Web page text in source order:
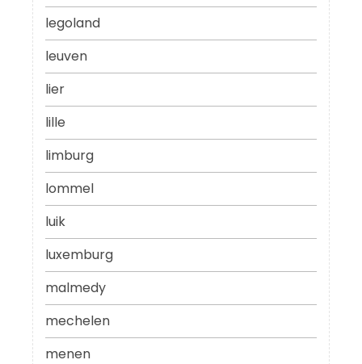
legoland
leuven
lier
lille
limburg
lommel
luik
luxemburg
malmedy
mechelen
menen